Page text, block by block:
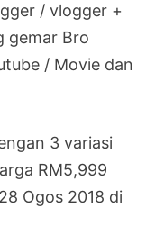
/ vlogger +
gemar Bro
/ Movie dan
3 variasi
RM5,999
Ogos 2018 di